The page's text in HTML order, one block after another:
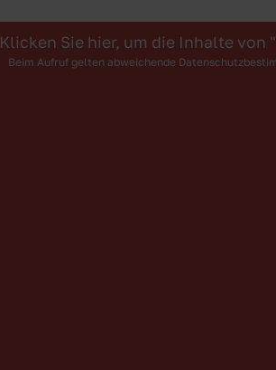
Klicken Sie hier, um die Inhalte
Beim Aufruf gelten abweichende